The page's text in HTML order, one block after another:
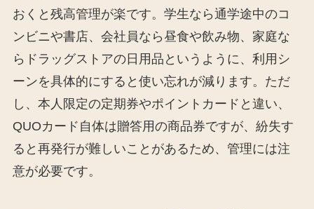
おくと残高管理が楽です。学生なら通学途中のコ
ンビニや書店、会社員なら昼食や飲み物、家庭な
らドラッグストアの日用品というように、利用シ
ーンを具体的にすると使い忘れが減ります。ただ
し、本人限定の定期券やポイントカードと違い、
QUOカード自体は贈答用の商品券ですが、紛失す
ると再発行が難しいことがあるため、管理には注
意が必要です。